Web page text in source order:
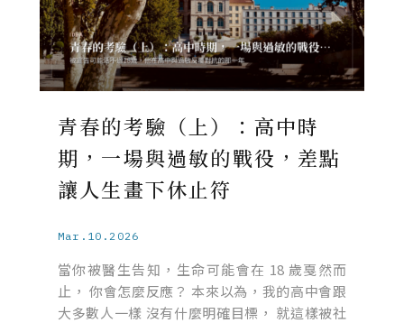
青春的考驗（上）：高中時
期，一場與過敏的戰役，差點
讓人生畫下休止符
Mar.10.2026
當你被醫生告知，生命可能會在 18 歲戛然而
止， 你會怎麼反應？ 本來以為，我的高中會跟
大多數人一樣 沒有什麼明確目標， 就這樣被社